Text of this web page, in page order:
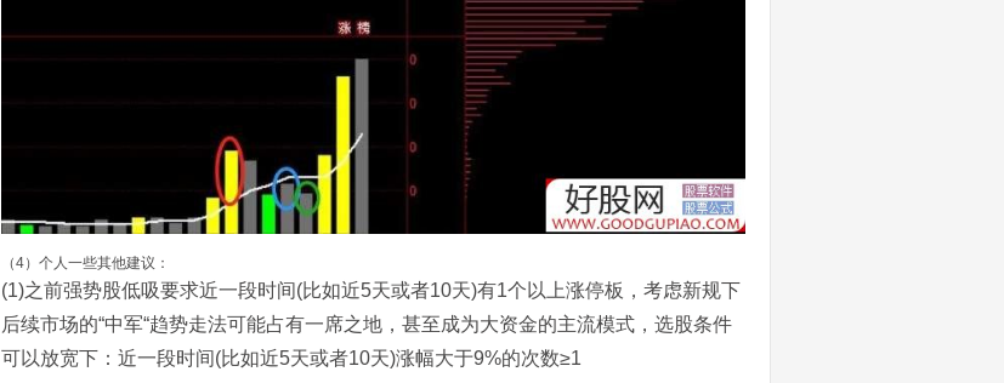
（4）个人一些其他建议：
(1)之前强势股低吸要求近一段时间(比如近5天或者10天)有1个以上涨停板，考虑新规下
后续市场的“中军“趋势走法可能占有一席之地，甚至成为大资金的主流模式，选股条件
可以放宽下：近一段时间(比如近5天或者10天)涨幅大于9%的次数≥1